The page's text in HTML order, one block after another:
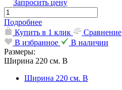
Запросить цену
Подробнее
Купить в 1 клик
Сравнение
В избранное
В наличии
Размеры:
Ширина 220 см. В
Ширина 220 см. В